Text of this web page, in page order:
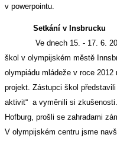
v powerpointu.
Setkání v Insbrucku
Ve dnech 15. - 17. 6. 2011
škol v olympijském městě
olympiádu mládeže v roce
projekt. Zástupci škol
aktivit“ a vyměnili si
Hofburg, prošli se zahradami
V olympijském centru jsme